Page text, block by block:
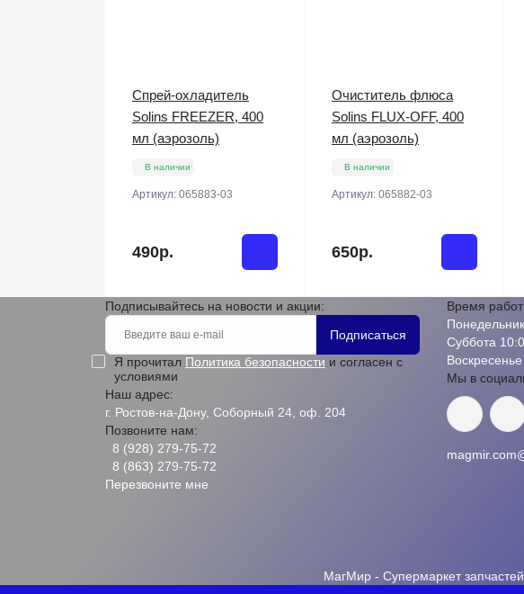
Спрей-охладитель
Solins FREEZER, 400
мл (аэрозоль)
В наличии
Артикул: 065883-03
490р.
Очиститель флюса
Solins FLUX-OFF, 400
мл (аэрозоль)
В наличии
Артикул: 065882-03
650р.
Подписывайтесь на новости и акции:
Подписаться
Я прочитал Политика безопасности и согласен с
условиями
Наш адрес:
г. Ростов-на-Дону, Соборный 24, оф. 204
Позвоните нам:
8 (928) 279-75-72
8 (863) 279-75-72
Перезвоните мне
Время
Суббота
Мы в
МагМир - Супермаркет